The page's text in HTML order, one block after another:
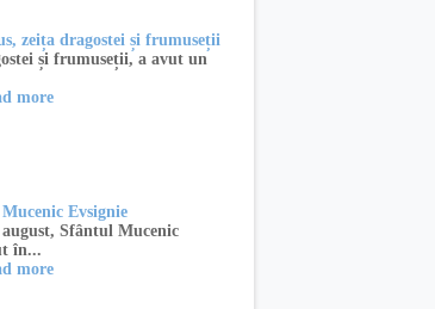
zeița dragostei și frumuseții
și frumuseții, a avut un
more
Evsignie
Sfântul Mucenic
în...
more